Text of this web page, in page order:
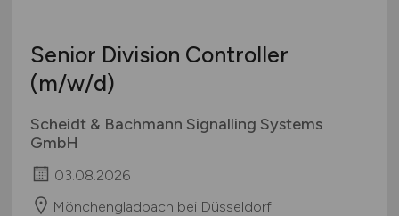
Senior Division Controller
(m/w/d)
Scheidt & Bachmann Signalling Systems
GmbH
03.08.2026
Mönchengladbach bei Düsseldorf